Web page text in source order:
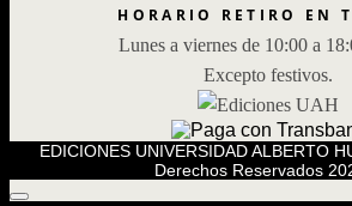
HORARIO RETIRO EN
Lunes a viernes de 10:00 a
Excepto festivos.
EDICIONES UNIVERSIDAD ALBERTO
Derechos Reservados